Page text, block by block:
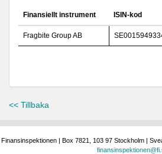
Finansiellt instrument ISIN-kod
Fragbite Group AB
<< Tillbaka
Finansinspektionen | Box 7821, 103 97 Stockholm |